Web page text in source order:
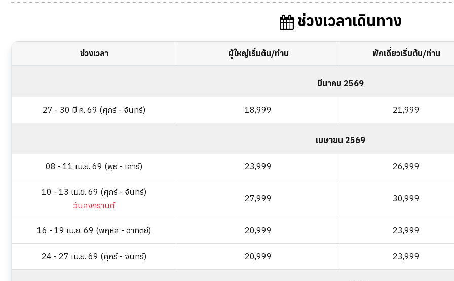
ช่วงเวลาเดินทาง
ช่วงเวลา ผู้ใหญ่เริ่มต้น/ท่าน พักเดี่ยวเริ่มต้น/ท่าน
มีนาคม 2569
27 - 30 มี.ค. 69 (ศุกร์ - จันทร์) 18,999 21,999
เมษายน 2569
08 - 11 เม.ย. 69 (พุธ - เสาร์) 23,999 26,999
10 - 13 เม.ย. 69 (ศุกร์ - จันทร์)
วันสงกรานต์
27,999 30,999
16 - 19 เม.ย. 69 (พฤหัส - อาทิตย์) 20,999 23,999
24 - 27 เม.ย. 69 (ศุกร์ - จันทร์) 20,999 23,999